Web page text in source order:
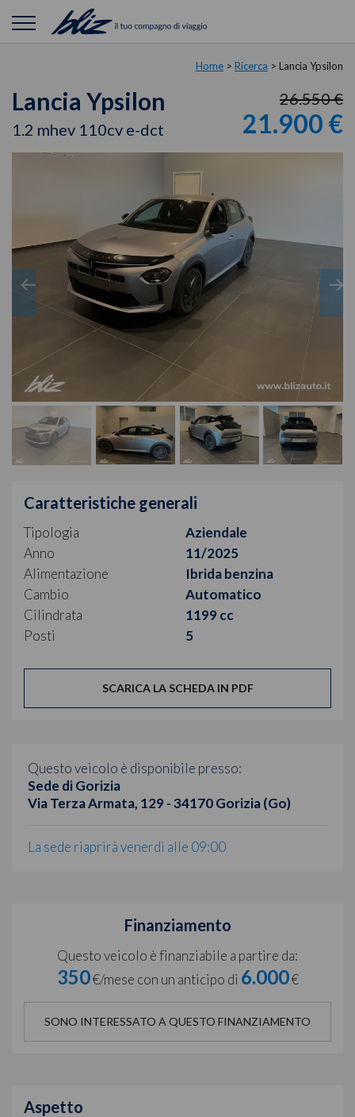
Home > Ricerca > Lancia Ypsilon
Lancia Ypsilon
1.2 mhev 110cv e-dct
26.550 €
21.900 €
Caratteristiche generali
Tipologia
Aziendale
Anno
11/2025
Alimentazione
Ibrida benzina
Cambio
Automatico
Cilindrata
1199 cc
Posti
5
SCARICA LA SCHEDA IN PDF
Questo veicolo è disponibile presso:
Sede di Gorizia
Via Terza Armata, 129 - 34170 Gorizia (Go)
La sede riaprirà venerdì alle 09:00
Finanziamento
Questo veicolo è finanziabile a partire da:
350€/mese con un anticipo di 6.000€
SONO INTERESSATO A QUESTO FINANZIAMENTO
Aspetto